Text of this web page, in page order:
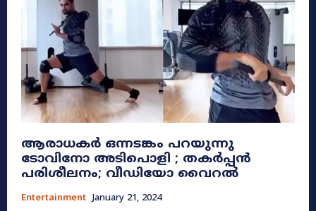
ആരാധകർ ഒന്നടങ്കം പറയുന്നു
ടോവിനോ അടിപൊളി ; തകർപ്പൻ
പരിശീലനം; വീഡിയോ വൈറൽ
Entertainment January 21, 2024